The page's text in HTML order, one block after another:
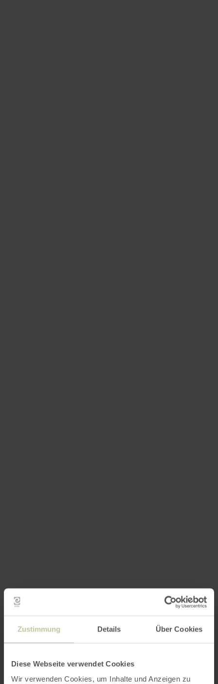
Zustimmung Details Über Cookies
Diese Webseite verwendet Cookies
Wir verwenden Cookies, um Inhalte und Anzeigen zu